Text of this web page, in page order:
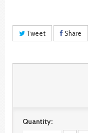
Tweet Share
Quantity: